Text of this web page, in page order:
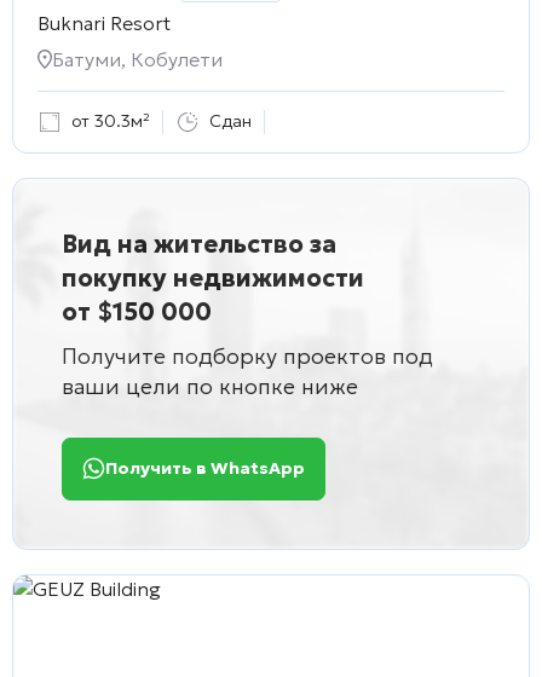
Buknari Resort
Батуми, Кобулети
от 30.3м² Сдан
Вид на жительство за
покупку недвижимости
от $150 000
Получите подборку проектов под
ваши цели по кнопке ниже
Получить в WhatsApp